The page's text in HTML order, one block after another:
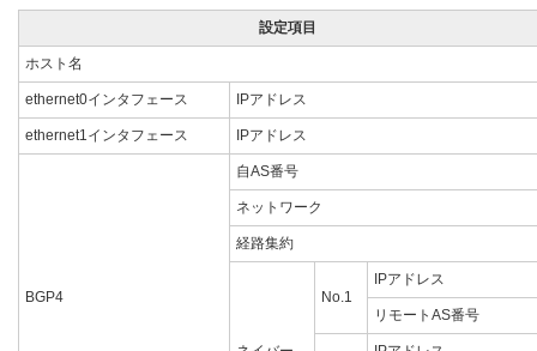
設定項目
ホスト名
ethernet0インタフェース IPアドレス
ethernet1インタフェース IPアドレス
BGP4
自AS番号
ネットワーク
経路集約
No.1
IPアドレス
リモートAS番号